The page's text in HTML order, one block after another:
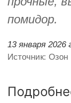
помидор.
13 января 2026
Источник: Озон